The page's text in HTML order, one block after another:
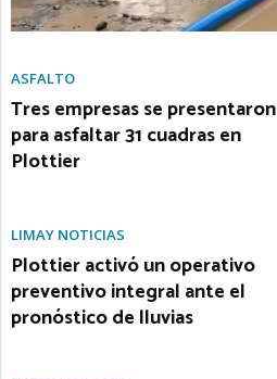
ASFALTO
Tres empresas se presentaron
para asfaltar 31 cuadras en
Plottier
LIMAY NOTICIAS
Plottier activó un operativo
preventivo integral ante el
pronóstico de lluvias